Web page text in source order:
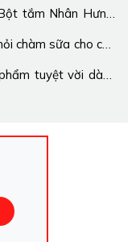
tắm Nhân Hưng:
chàm sữa cho con
tuyệt vời dành